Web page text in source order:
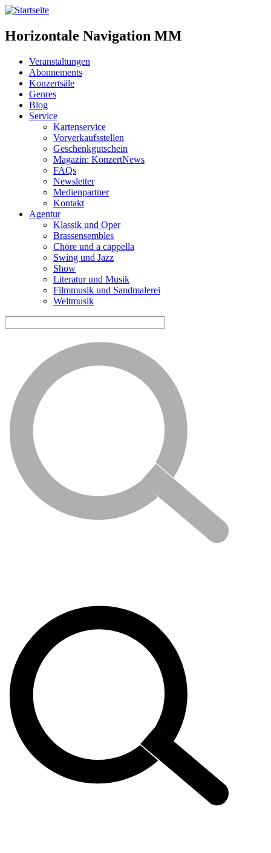
Horizontale Navigation MM
Veranstaltungen
Abonnements
Konzertsäle
Genres
Blog
Service
Kartenservice
Vorverkaufsstellen
Geschenkgutschein
Magazin: KonzertNews
FAQs
Newsletter
Medienpartner
Kontakt
Agentur
Klassik und Oper
Brassensembles
Chöre und a cappella
Swing und Jazz
Show
Literatur und Musik
Filmmusik und Sandmalerei
Weltmusik